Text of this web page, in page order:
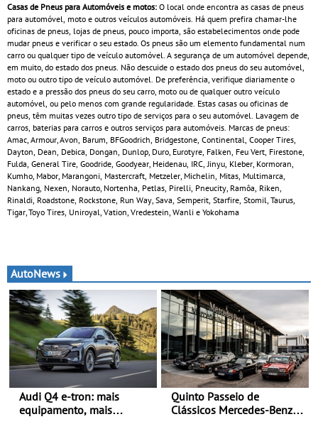
Casas de Pneus para Automóveis e motos: O local onde encontra as casas de pneus
para automóvel, moto e outros veículos automóveis. Há quem prefira chamar-lhe
oficinas de pneus, lojas de pneus, pouco importa, são estabelecimentos onde pode
mudar pneus e verificar o seu estado. Os pneus são um elemento fundamental num
carro ou qualquer tipo de veículo automóvel. A segurança de um automóvel depende,
em muito, do estado dos pneus. Não descuide o estado dos pneus do seu automóvel,
moto ou outro tipo de veículo automóvel. De preferência, verifique diariamente o
estado e a pressão dos pneus do seu carro, moto ou de qualquer outro veículo
automóvel, ou pelo menos com grande regularidade. Estas casas ou oficinas de
pneus, têm muitas vezes outro tipo de serviços para o seu automóvel. Lavagem de
carros, baterias para carros e outros serviços para automóveis. Marcas de pneus:
Amac, Armour, Avon, Barum, BFGoodrich, Bridgestone, Continental, Cooper Tires,
Dayton, Dean, Debica, Dongan, Dunlop, Duro, Eurotyre, Falken, Feu Vert, Firestone,
Fulda, General Tire, Goodride, Goodyear, Heidenau, IRC, Jinyu, Kleber, Kormoran,
Kumho, Mabor, Marangoni, Mastercraft, Metzeler, Michelin, Mitas, Multimarca,
Nankang, Nexen, Norauto, Nortenha, Petlas, Pirelli, Pneucity, Ramôa, Riken,
Rinaldi, Roadstone, Rockstone, Run Way, Sava, Semperit, Starfire, Stomil, Taurus,
Tigar, Toyo Tires, Uniroyal, Vation, Vredestein, Wanli e Yokohama
AutoNews
Audi Q4 e-tron: mais
equipamento, mais
Quinto Passeio de
Clássicos Mercedes-Benz